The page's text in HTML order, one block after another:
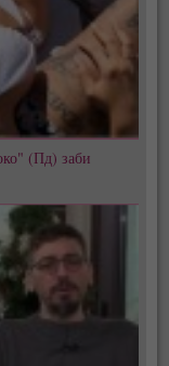
(Пд) заби